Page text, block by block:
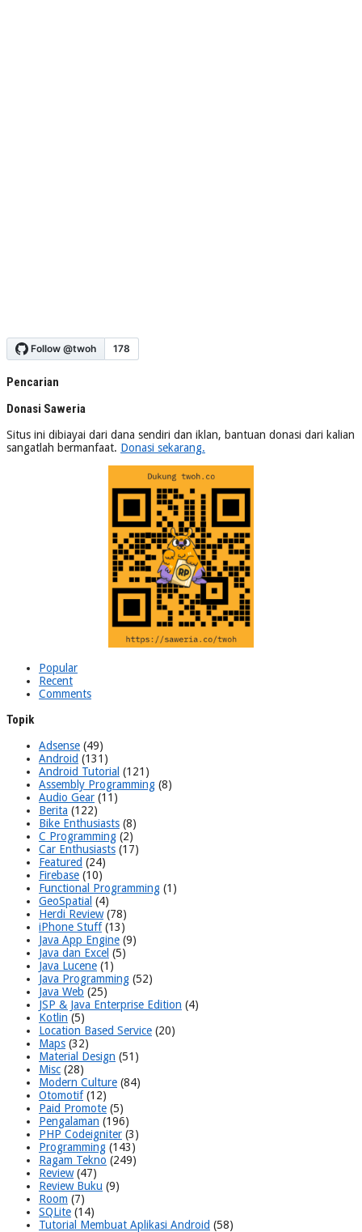
Pencarian
Donasi Saweria
Situs ini dibiayai dari dana sendiri dan iklan, bantuan donasi dari kalian
sangatlah bermanfaat. Donasi sekarang.
Popular
Recent
Comments
Topik
Adsense (49)
Android (131)
Android Tutorial (121)
Assembly Programming (8)
Audio Gear (11)
Berita (122)
Bike Enthusiasts (8)
C Programming (2)
Car Enthusiasts (17)
Featured (24)
Firebase (10)
Functional Programming (1)
GeoSpatial (4)
Herdi Review(78)
iPhone Stuff(13)
Java App Engine (9)
Java dan Excel (5)
Java Lucene (1)
Java Programming (52)
Java Web (25)
JSP & Java Enterprise Edition (4)
Kotlin (5)
Location Based Service (20)
Maps (32)
Material Design (51)
Misc (28)
Modern Culture (84)
Otomotif(12)
Paid Promote (5)
Pengalaman (196)
PHP Codeigniter (3)
Programming (143)
Ragam Tekno (249)
Review(47)
Review Buku (9)
Room (7)
SQLite (14)
Tutorial Membuat Aplikasi Android (58)